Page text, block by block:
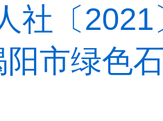
社〔
阳市绿色